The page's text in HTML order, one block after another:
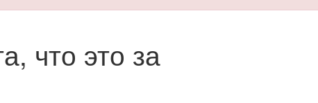
что это за